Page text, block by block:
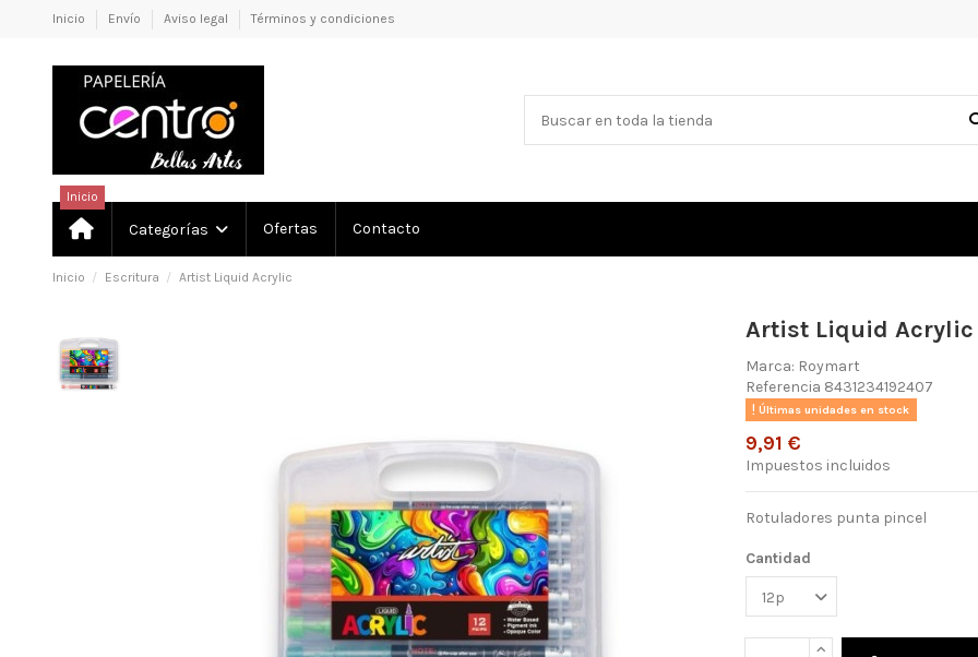
Inicio Envío Aviso legal Términos y condiciones
Inicio
Categorías Ofertas Contacto
Inicio Escritura Artist Liquid Acrylic
Artist Liquid Acrylic
Marca: Roymart
Referencia 8431234192407
Últimas unidades en stock
9,91 €
Impuestos incluidos
Rotuladores punta pincel
Cantidad